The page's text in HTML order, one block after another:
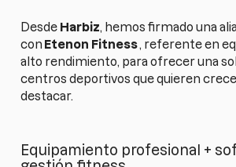
Desde Harbiz, hemos firmado una
con Etenon Fitness, referente en
alto rendimiento, para ofrecer una
centros deportivos que quieren
destacar.
Equipamiento profesional +